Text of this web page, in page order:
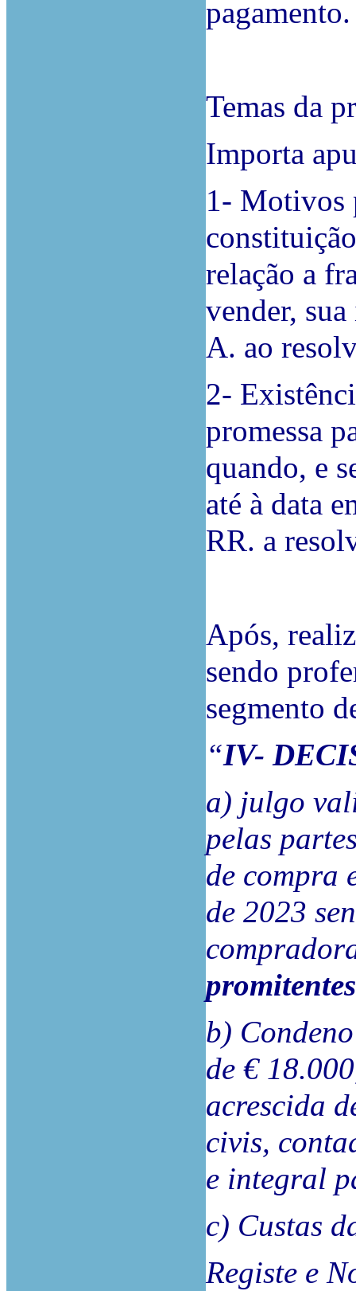
pagamento.
Temas da
Importa
1- Motivos
relação a
vender,
A. ao
2-
promessa
quando, e
até à data
RR. a
Após,
sendo
segmento
“IV-
a) julgo
pelas
de compra
de 2023
b)
de €
acrescida
civis,
e integral
c) Custas
Registe e